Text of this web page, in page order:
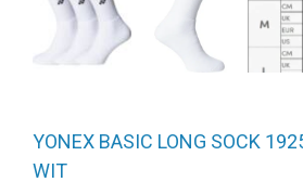
YONEX BASIC LONG SOCK
WIT